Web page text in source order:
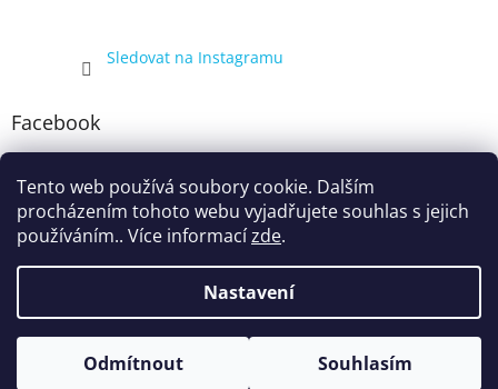
Tento web používá soubory cookie. Dalším
procházením tohoto webu vyjadřujete souhlas s jejich
používáním.. Více informacízde.
Nastavení
Odmítnout Souhlasím
Kompletní nabídka balíčků 4+1, zobrazená pouze registrovaným
Sledovat na Instagramu
Facebook
Vytvořil Shoptet
Copyright 2026ecigarka.cz . Všechna práva vyhrazena.